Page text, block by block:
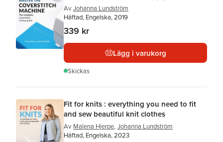
Av Johanna Lundström
Häftad, Engelska, 2019
339 kr
Lägg i varukorg
Skickas
Fit for knits : everything you need to fit
and sew beautiful knit clothes
Av Malena Hjerpe, Johanna Lundström
Häftad, Engelska, 2023